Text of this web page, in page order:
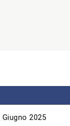
Giugno 2025